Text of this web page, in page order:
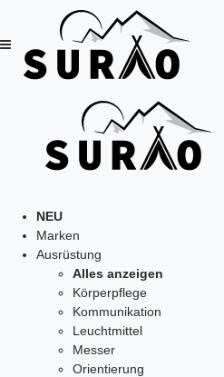
NEU
Marken
Ausrüstung
Alles anzeigen
Körperpflege
Kommunikation
Leuchtmittel
Messer
Orientierung